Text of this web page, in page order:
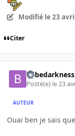
Modifié le 23
Citer
bebedarkness
Posté(e) le 23
AUTEUR
Ouai ben je sais